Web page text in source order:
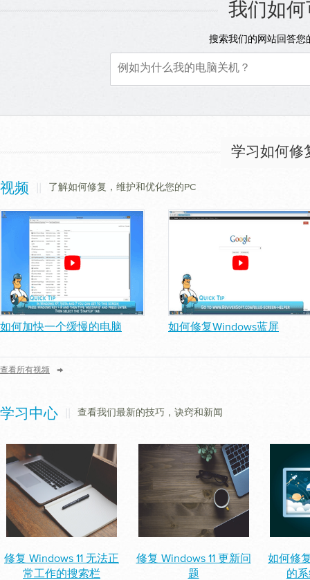
我们如
搜索我们的网站回答您
学习如何修
视频 了解如何修复，维护和优化您的PC
如何加快一个缓慢的电脑 如何修复Windows蓝屏
查看所有视频 →
学习中心 查看我们最新的技巧，诀窍和新闻
修复 Windows 11 无法正
常工作的搜索栏
修复 Windows 11 更新问
题
如何修
的